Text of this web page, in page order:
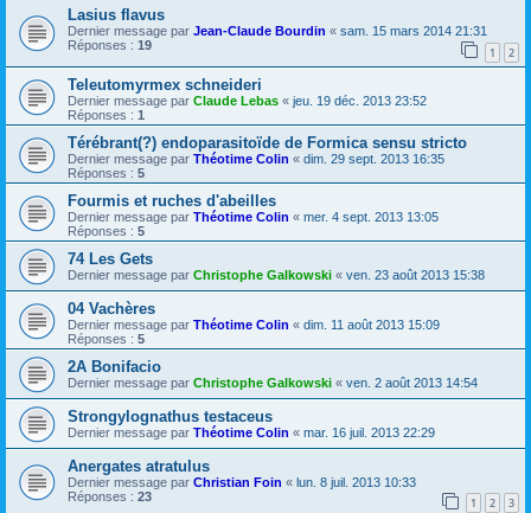
Lasius flavus
Dernier message par Jean-Claude Bourdin « sam. 15 mars 2014 21:31
Réponses : 19 1 2
Teleutomyrmex schneideri
Dernier message par Claude Lebas « jeu. 19 déc. 2013 23:52
Réponses : 1
Térébrant(?) endoparasitoïde de Formica sensu stricto
Dernier message par Théotime Colin « dim. 29 sept. 2013 16:35
Réponses : 5
Fourmis et ruches d'abeilles
Dernier message par Théotime Colin « mer. 4 sept. 2013 13:05
Réponses : 5
74 Les Gets
Dernier message par Christophe Galkowski « ven. 23 août 2013 15:38
04 Vachères
Dernier message par Théotime Colin « dim. 11 août 2013 15:09
Réponses : 5
2A Bonifacio
Dernier message par Christophe Galkowski « ven. 2 août 2013 14:54
Strongylognathus testaceus
Dernier message par Théotime Colin « mar. 16 juil. 2013 22:29
Anergates atratulus
Dernier message par Christian Foin « lun. 8 juil. 2013 10:33
Réponses : 23 1 2 3